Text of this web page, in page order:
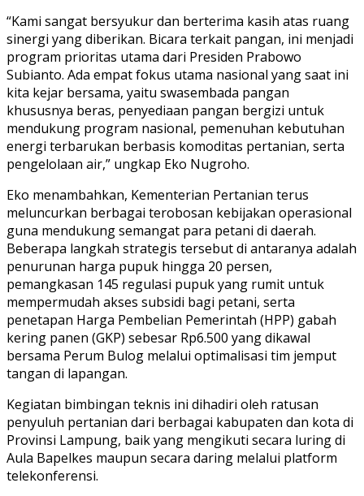
“Kami sangat bersyukur dan berterima kasih atas ruang
sinergi yang diberikan. Bicara terkait pangan, ini menjadi
program prioritas utama dari Presiden Prabowo
Subianto. Ada empat fokus utama nasional yang saat ini
kita kejar bersama, yaitu swasembada pangan
khususnya beras, penyediaan pangan bergizi untuk
mendukung program nasional, pemenuhan kebutuhan
energi terbarukan berbasis komoditas pertanian, serta
pengelolaan air,” ungkap Eko Nugroho.
Eko menambahkan, Kementerian Pertanian terus
meluncurkan berbagai terobosan kebijakan operasional
guna mendukung semangat para petani di daerah.
Beberapa langkah strategis tersebut di antaranya adalah
penurunan harga pupuk hingga 20 persen,
pemangkasan 145 regulasi pupuk yang rumit untuk
mempermudah akses subsidi bagi petani, serta
penetapan Harga Pembelian Pemerintah (HPP) gabah
kering panen (GKP) sebesar Rp6.500 yang dikawal
bersama Perum Bulog melalui optimalisasi tim jemput
tangan di lapangan.
Kegiatan bimbingan teknis ini dihadiri oleh ratusan
penyuluh pertanian dari berbagai kabupaten dan kota di
Provinsi Lampung, baik yang mengikuti secara luring di
Aula Bapelkes maupun secara daring melalui platform
telekonferensi.